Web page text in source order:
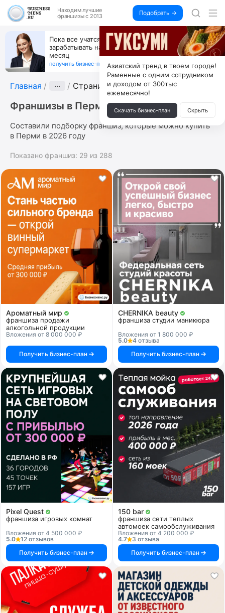
Находим лучшие
франшизы с 2013
Подобрать →
Пока все учатся пользоваться ИИ, вы можете
зарабатывать на их обучении по 500 тыс. каждый
месяц
получить бизнес-план ↓
Главная ··· Страница 3
Франшизы в Перми
Составили подборку франшиз, которые можно купить
в Перми в 2026 году
Показано франшиз: 29 из 288
Ароматный мир
франшиза продажи
алкогольной продукции
Вложения от 8 000 000 ₽
Получить бизнес-план
CHERNIKA beauty
франшиза студии маникюра
Вложения от 1 800 000 ₽
5.0
4 отзыва
Получить бизнес-план
Pixel Quest
франшиза игровых комнат
Вложения от 4 500 000 ₽
5.0
12 отзывов
Получить бизнес-план
150 bar
франшиза сети теплых
автомоек самообслуживания
Вложения от 4 200 000 ₽
4.7
3 отзыва
Получить бизнес-план
Азиатский тренд в твоем городе!
Раменные с одним сотрудником
и доходом от 300тыс
ежемесячно!
Скачать бизнес-план Скрыть